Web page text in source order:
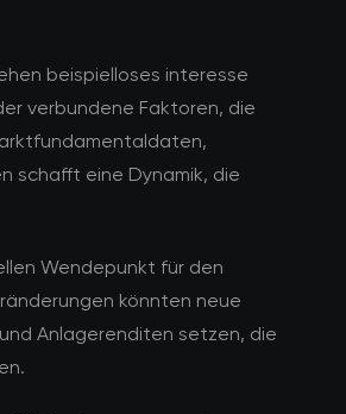
beispielloses interesse
verbundene Faktoren, die
schafft eine Dynamik, die
Wendepunkt für den
könnten neue
Anlagerenditen setzen, die